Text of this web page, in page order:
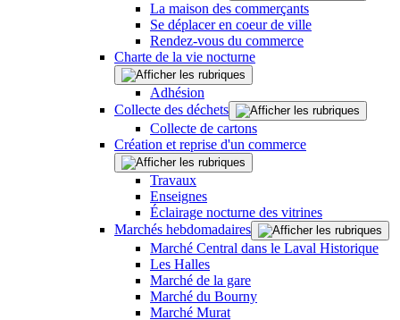
La maison des commerçants
Se déplacer en coeur de ville
Rendez-vous du commerce
Charte de la vie nocturne
Adhésion
Collecte des déchets
Collecte de cartons
Création et reprise d'un commerce
Travaux
Enseignes
Éclairage nocturne des vitrines
Marchés hebdomadaires
Marché Central dans le Laval Historique
Les Halles
Marché de la gare
Marché du Bourny
Marché Murat